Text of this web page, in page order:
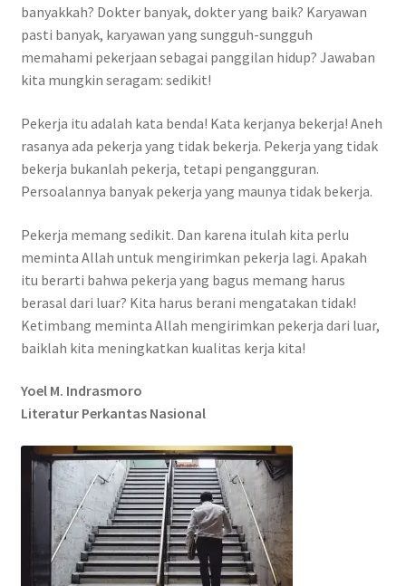
banyakkah? Dokter banyak, dokter yang baik? Karyawan
pasti banyak, karyawan yang sungguh-sungguh
memahami pekerjaan sebagai panggilan hidup? Jawaban
kita mungkin seragam: sedikit!
Pekerja itu adalah kata benda! Kata kerjanya bekerja! Aneh
rasanya ada pekerja yang tidak bekerja. Pekerja yang tidak
bekerja bukanlah pekerja, tetapi pengangguran.
Persoalannya banyak pekerja yang maunya tidak bekerja.
Pekerja memang sedikit. Dan karena itulah kita perlu
meminta Allah untuk mengirimkan pekerja lagi. Apakah
itu berarti bahwa pekerja yang bagus memang harus
berasal dari luar? Kita harus berani mengatakan tidak!
Ketimbang meminta Allah mengirimkan pekerja dari luar,
baiklah kita meningkatkan kualitas kerja kita!
Yoel M. Indrasmoro
Literatur Perkantas Nasional